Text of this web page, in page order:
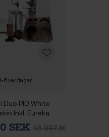
6 vardagar
Duo PID White
Inkl. Eureka
Krom/Vit
&SEK36 097,85 SEK